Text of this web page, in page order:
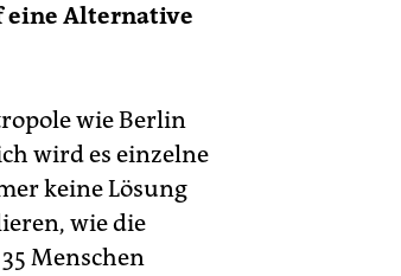
eine Alternative
wie Berlin
wird es einzelne
keine Lösung
wie die
Menschen